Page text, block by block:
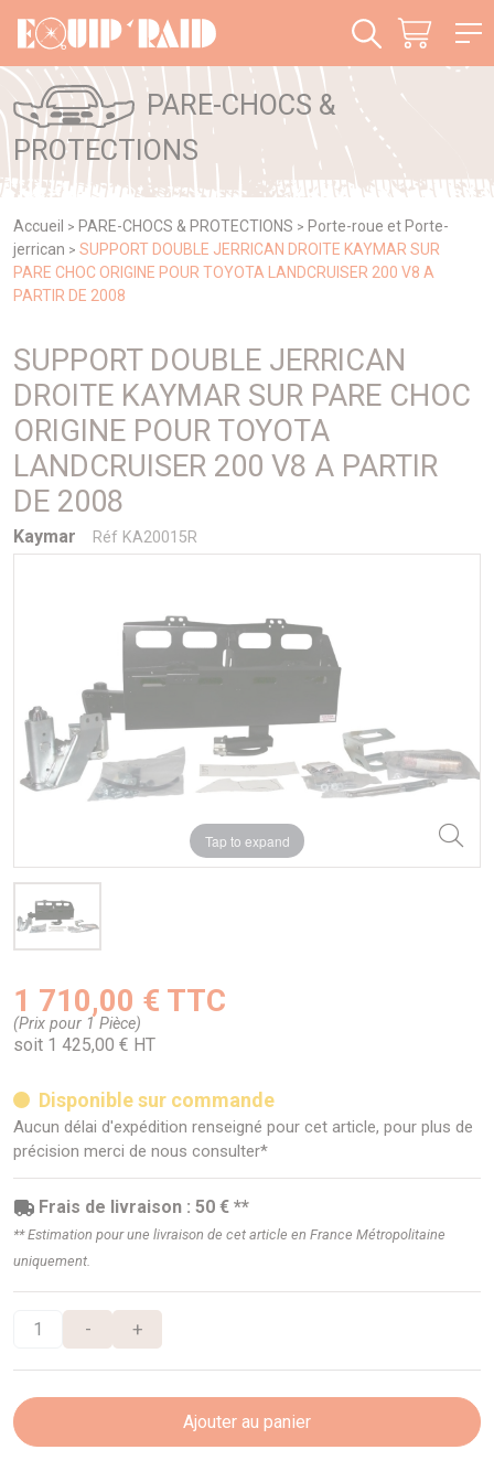
PARE-CHOCS &
PROTECTIONS
Accueil > PARE-CHOCS & PROTECTIONS > Porte-roue et Porte-
jerrican > SUPPORT DOUBLE JERRICAN DROITE KAYMAR SUR
PARE CHOC ORIGINE POUR TOYOTA LANDCRUISER 200 V8 A
PARTIR DE 2008
SUPPORT DOUBLE JERRICAN
DROITE KAYMAR SUR PARE CHOC
ORIGINE POUR TOYOTA
LANDCRUISER 200 V8 A PARTIR
DE 2008
Kaymar Réf KA20015R
Tap to expand
1 710,00 € TTC
(Prix pour 1 Pièce)
soit 1 425,00 € HT
Disponible sur commande
Aucun délai d'expédition renseigné pour cet article, pour plus de
précision merci de nous consulter*
Frais de livraison : 50 € **
** Estimation pour une livraison de cet article en France Métropolitaine
uniquement.
- +
Ajouter au panier
Panneau de gestion des cookies